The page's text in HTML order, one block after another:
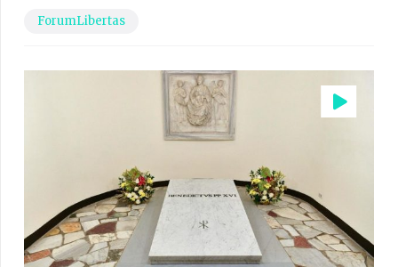
ForumLibertas